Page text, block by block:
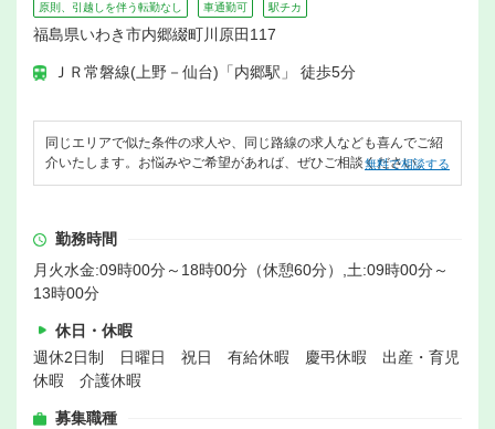
原則、引越しを伴う転勤なし 車通勤可 駅チカ
福島県いわき市内郷綴町川原田117
ＪＲ常磐線(上野－仙台)「内郷駅」 徒歩5分
同じエリアで似た条件の求人や、同じ路線の求人なども喜んでご紹
介いたします。お悩みやご希望があれば、ぜひご相談ください。
無料で相談する
勤務時間
月火水金:09時00分～18時00分（休憩60分）,土:09時00分～
13時00分
休日・休暇
週休2日制 日曜日 祝日 有給休暇 慶弔休暇 出産・育児
休暇 介護休暇
募集職種